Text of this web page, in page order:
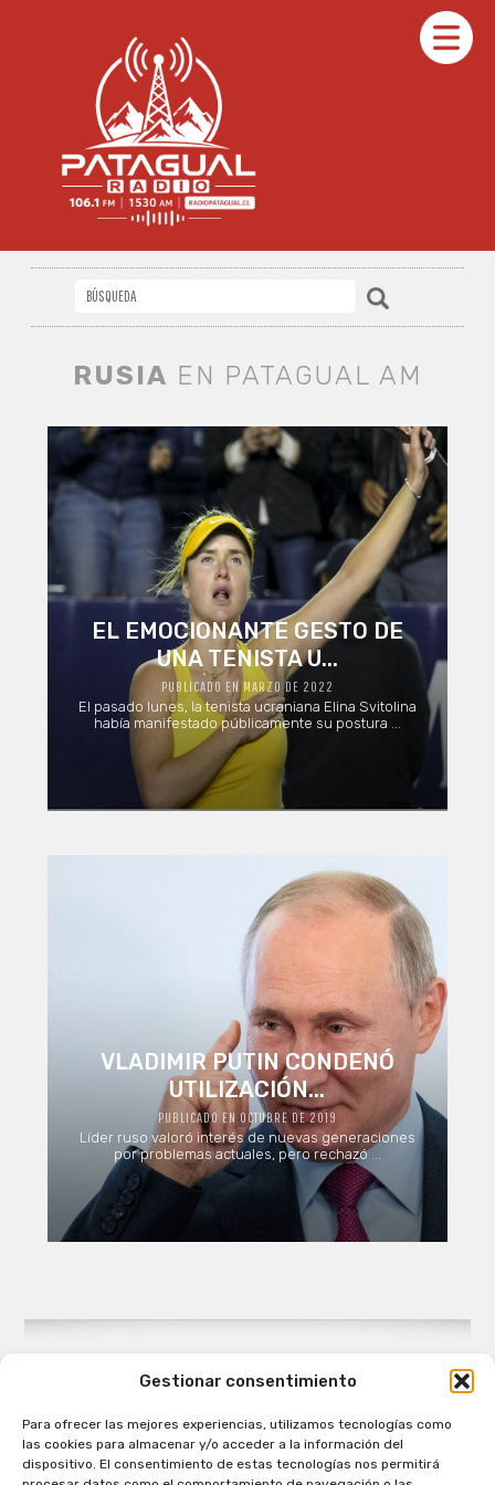
Gestionar consentimiento
Para ofrecer las mejores experiencias, utilizamos tecnologías como
las cookies para almacenar y/o acceder a la información del
dispositivo. El consentimiento de estas tecnologías nos permitirá
RUSIA EN PATAGUAL AM
EL EMOCIONANTE GESTO DE
UNA TENISTA U...
PUBLICADO EN MARZO DE 2022
El pasado lunes, la tenista ucraniana Elina Svitolina
había manifestado públicamente su postura ...
VLADIMIR PUTIN CONDENÓ
UTILIZACIÓN...
PUBLICADO EN OCTUBRE DE 2019
Líder ruso valoró interés de nuevas generaciones
por problemas actuales, pero rechazó ...
Patagual Radio Digital 2026 - Todos los derechos
reservados